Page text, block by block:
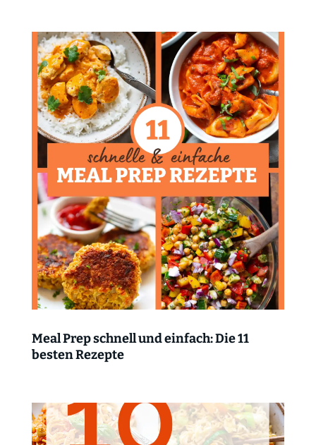
Meal Prep schnell und einfach: Die 11
besten Rezepte